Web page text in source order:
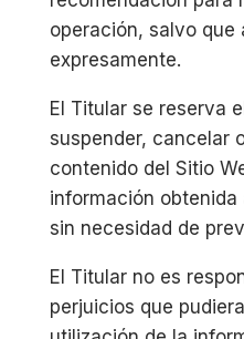
operación, salvo que
expresamente.
El Titular se reserva
suspender, cancelar
contenido del Sitio
información
sin necesidad de
El Titular no es
perjuicios que